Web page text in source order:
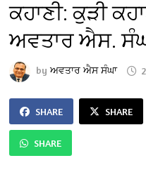
ਕਹਾਣੀ: ਕੁੜੀ
ਅਵਤਾਰ ਐਸ.
byਅਵਤਾਰ ਐਸ ਸੰਘਾ
SHARE SHARE
SHARE